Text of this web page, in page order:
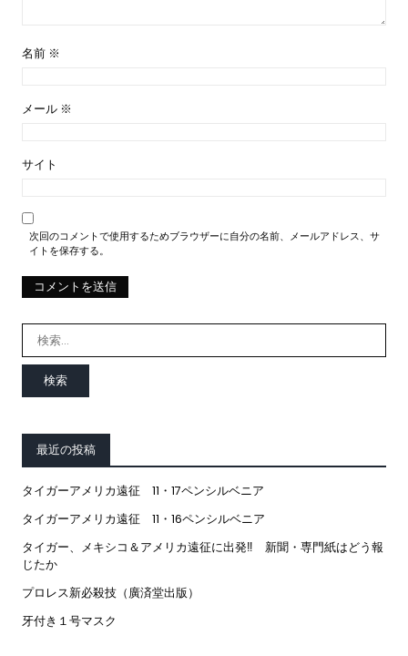
名前 ※
メール ※
サイト
次回のコメントで使用するためブラウザーに自分の名前、メールアドレス、サ
イトを保存する。
最近の投稿
タイガーアメリカ遠征 11・17ペンシルベニア
タイガーアメリカ遠征 11・16ペンシルベニア
タイガー、メキシコ＆アメリカ遠征に出発‼ 新聞・専門紙はどう報
じたか
プロレス新必殺技（廣済堂出版）
牙付き１号マスク